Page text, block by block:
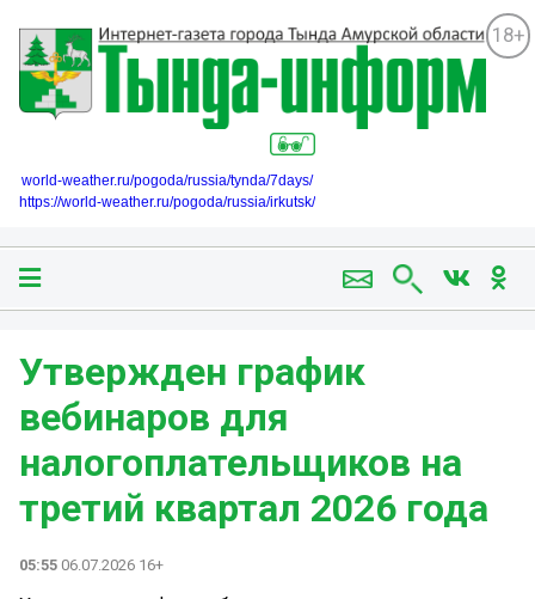
18+
world-weather.ru/pogoda/russia/tynda/7days/
https://world-weather.ru/pogoda/russia/irkutsk/
Утвержден график
вебинаров для
налогоплательщиков на
третий квартал 2026 года
05:55 06.07.2026 16+